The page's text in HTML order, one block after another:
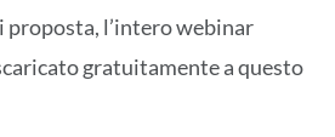
l’intero webinar
gratuitamente a questo